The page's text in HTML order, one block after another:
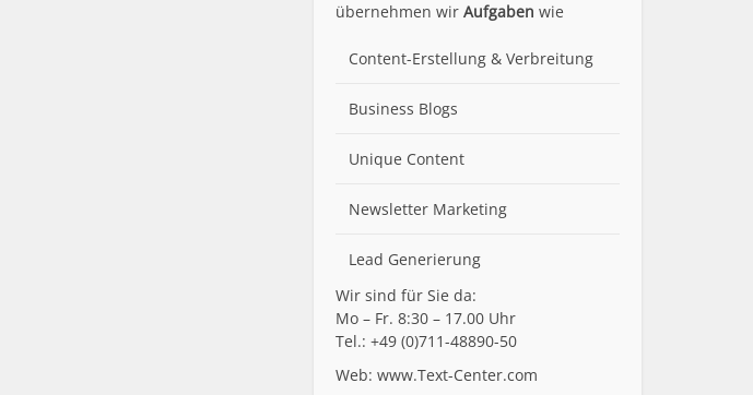
übernehmen wir Aufgaben wie
Content-Erstellung & Verbreitung
Business Blogs
Unique Content
Newsletter Marketing
Lead Generierung
Wir sind für Sie da:
Mo – Fr. 8:30 – 17.00 Uhr
Tel.: +49 (0)711-48890-50
Web: www.Text-Center.com